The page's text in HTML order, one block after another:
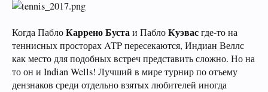
Когда ПаблоКаррено Бустаи ПаблоКуэвасгде-то на
теннисных просторах ATP пересекаются, Индиан Веллс
как место для подобных встреч представить сложно. Но на
то он и Indian Wells! Лучший в мире турнир по отъему
дензнаков среди отдельно взятых любителей иногда